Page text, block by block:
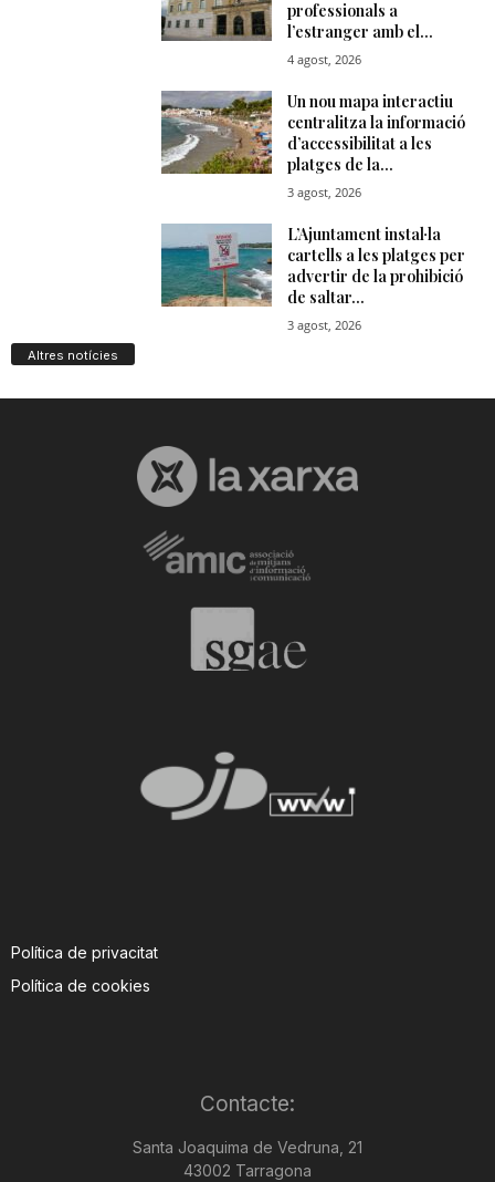
Altres notícies
Política de privacitat
Política de cookies
Contacte:
Santa Joaquima de Vedruna, 21
43002 Tarragona